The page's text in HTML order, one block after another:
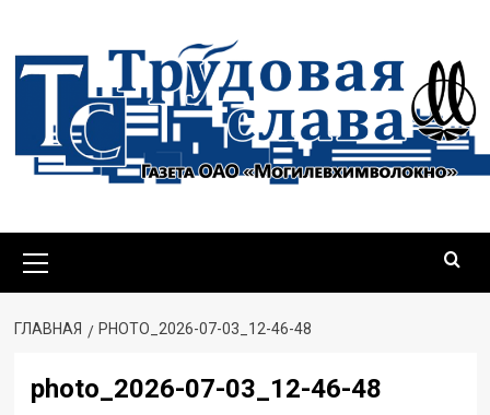
содержимому
меню
ГЛАВНАЯ PHOTO_2026-07-03_12-46-48
photo_2026-07-03_12-46-48